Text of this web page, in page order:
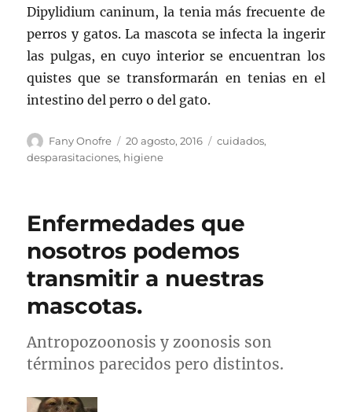
Dipylidium caninum, la tenia más frecuente de
perros y gatos. La mascota se infecta la ingerir
las pulgas, en cuyo interior se encuentran los
quistes que se transformarán en tenias en el
intestino del perro o del gato.
Autor
Fany Onofre
Publicado
el
20 agosto, 2016 Categorías
cuidados,
desparasitaciones, higiene
Enfermedades que
nosotros podemos
transmitir a nuestras
mascotas.
Antropozoonosis y zoonosis son
términos parecidos pero distintos.